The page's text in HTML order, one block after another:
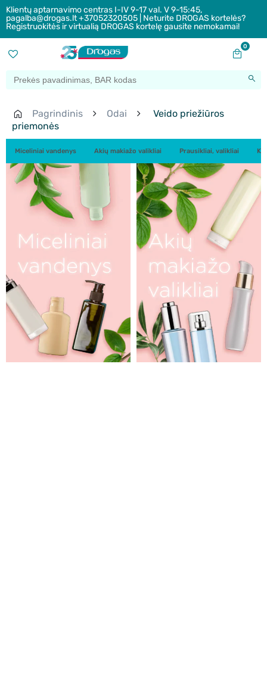
Klientų aptarnavimo centras I-IV 9-17 val. V 9-15:45,
pagalba@drogas.lt +37052320505 | Neturite DROGAS kortelės?
Registruokitės ir virtualią DROGAS kortelę gausite nemokamai!
0
Pagrindinis Odai
Veido priežiūros
priemonės
Miceliniai vandenys Akių makiažo valikliai Prausikliai, valikliai